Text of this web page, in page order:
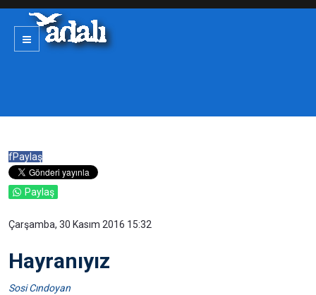
fPaylaş
Paylaş
Çarşamba, 30 Kasım 2016 15:32
Hayranıyız
Sosi Cındoyan